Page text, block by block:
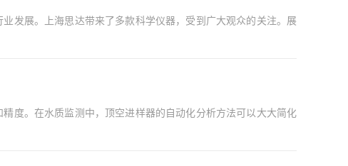
发展。上海思达带来了多款科学仪器，受到广大观众的关注。展
度。在水质监测中，顶空进样器的自动化分析方法可以大大简化